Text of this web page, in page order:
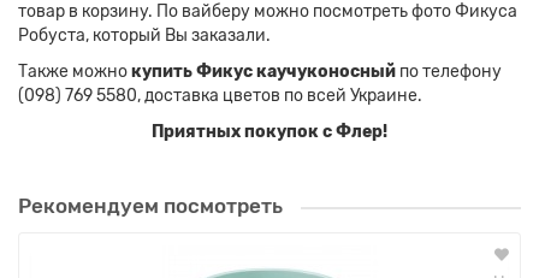
товар в корзину. По вайберу можно посмотреть фото Фикуса
Робуста, который Вы заказали.
Также можнокупить Фикус каучуконосный по телефону
(098) 769 5580, доставка цветов по всей Украине.
Приятных покупок с Флер!
Рекомендуем посмотреть